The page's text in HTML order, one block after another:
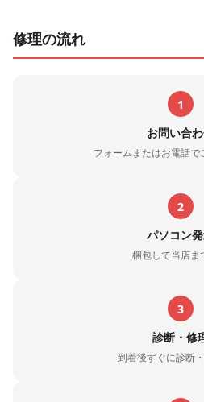
修理の流れ
1
お問い合
フォームまたはお電話で
2
パソコン
梱包して当店ま
3
診断・修
到着後すぐに診断